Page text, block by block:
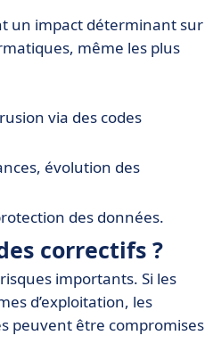
un impact déterminant sur
même les plus
via des codes
évolution des
des données.
correctifs ?
importants. Si les
d’exploitation, les
peuvent être compromises